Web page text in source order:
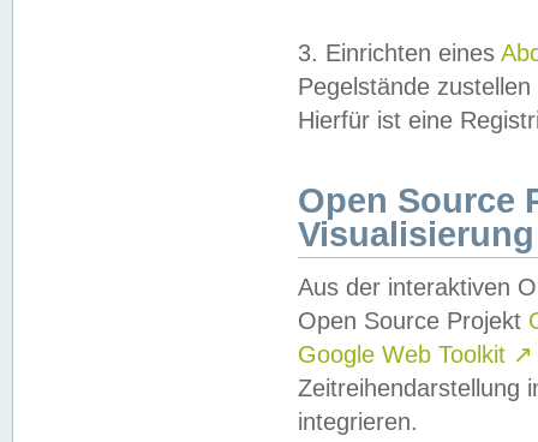
3. Einrichten eines
Pegelstände
Hierfür ist eine
Open Source
Visualisierung
Aus der interaktiven
Open Source Projekt
Google Web Toolkit ↗
Zeitreihendarstellung
integrieren.